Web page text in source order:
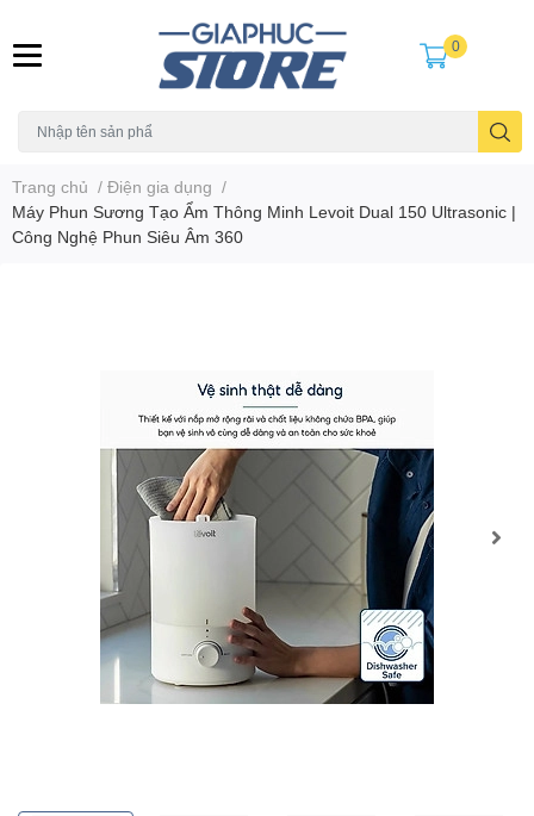
0
Trang chủ / Điện gia dụng /
Máy Phun Sương Tạo Ẩm Thông Minh Levoit Dual 150 Ultrasonic |
Công Nghệ Phun Siêu Âm 360